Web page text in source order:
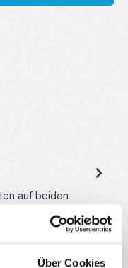
Über Cookies
auf beiden